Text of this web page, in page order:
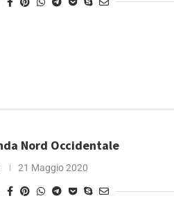
Nord Occidentale
21 Maggio 2020